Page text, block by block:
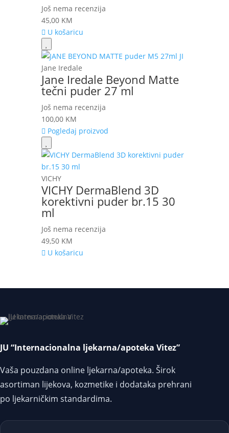
Još nema recenzija
45,00 KM
U košaricu
Jane Iredale
Jane Iredale Beyond Matte
tečni puder 27 ml
Još nema recenzija
100,00 KM
Pogledaj proizvod
VICHY
VICHY DermaBlend 3D
korektivni puder br.15 30
ml
Još nema recenzija
49,50 KM
U košaricu
JU “Internacionalna ljekarna/apoteka Vitez”
Vaša pouzdana online ljekarna/apoteka. Širok
asortiman lijekova, kozmetike i dodataka prehrani
po ljekarničkim standardima.